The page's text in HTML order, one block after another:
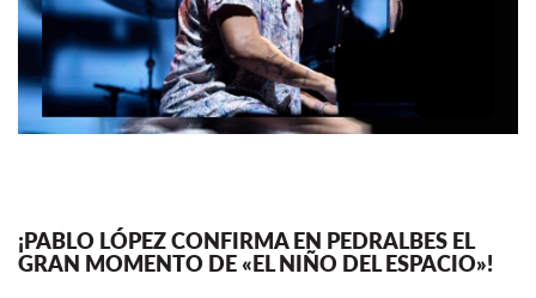
¡PABLO LÓPEZ CONFIRMA EN PEDRALBES EL
GRAN MOMENTO DE «EL NIÑO DEL ESPACIO»!